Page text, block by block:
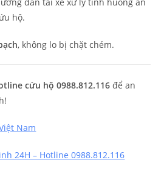
hộ.
, không lo bị chặt chém.
cứu hộ 0988.812.116 để an
Nam
24H – Hotline 0988.812.116